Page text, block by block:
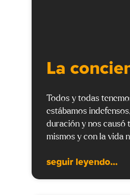
La
Todos y todas
estábamos
duración y nos causó
mismos y con la vida
seguir leyendo...